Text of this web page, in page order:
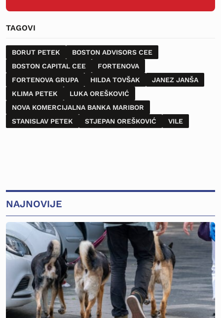
TAGOVI
BORUT PETEK
BOSTON ADVISORS CEE
BOSTON CAPITAL CEE
FORTENOVA
FORTENOVA GRUPA
HILDA TOVŠAK
JANEZ JANŠA
KLIMA PETEK
LUKA OREŠKOVIĆ
NOVA KOMERCIJALNA BANKA MARIBOR
STANISLAV PETEK
STJEPAN OREŠKOVIĆ VILE
NAJNOVIJE